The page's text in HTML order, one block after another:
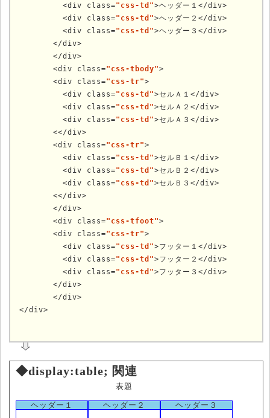
	  <div class=
"css-td">ヘッダー１</div>
	  <div class=
"css-td">ヘッダー２</div>
	  <div class=
"css-td">ヘッダー３</div>
	<div class=
"css-tbody">
	<div class=
"css-tr">
	  <div class=
"css-td">セルＡ１</div>
	  <div class=
"css-td">セルＡ２</div>
	  <div class=
"css-td">セルＡ３</div>
	<div class=
"css-tr">
	  <div class=
"css-td">セルＢ１</div>
	  <div class=
"css-td">セルＢ２</div>
	  <div class=
"css-td">セルＢ３</div>
	<div class=
"css-tfoot">
	<div class=
"css-tr">
	  <div class=
"css-td">フッター１</div>
	  <div class=
"css-td">フッター２</div>
	  <div class=
"css-td">フッター３</div>
◆display:table; 関連
表題
ヘッダー１ ヘッダー２ ヘッダー３